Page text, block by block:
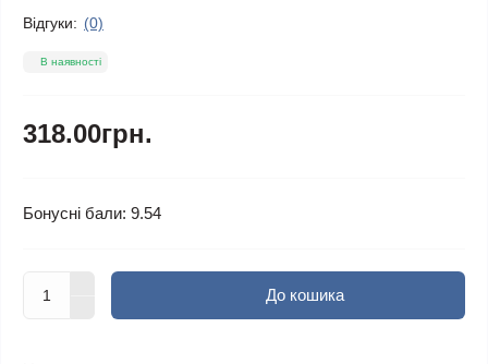
Відгуки: (0)
В наявності
318.00грн.
Бонусні бали: 9.54
До кошика